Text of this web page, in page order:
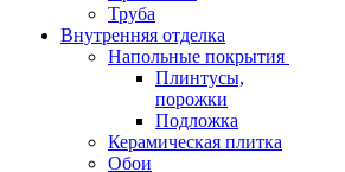
Труба
Внутренняя отделка
Напольные покрытия
Плинтусы,
порожки
Подложка
Керамическая плитка
Обои